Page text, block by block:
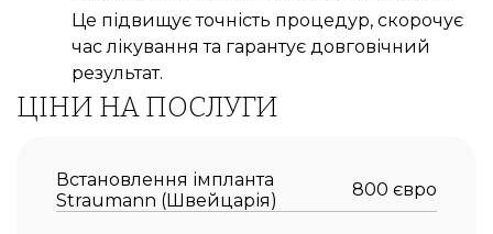
Це підвищує точність процедур, скорочує
час лікування та гарантує довговічний
результат.
ЦІНИ НА ПОСЛУГИ
Встановлення імпланта
Straumann (Швейцарія)
800 євро